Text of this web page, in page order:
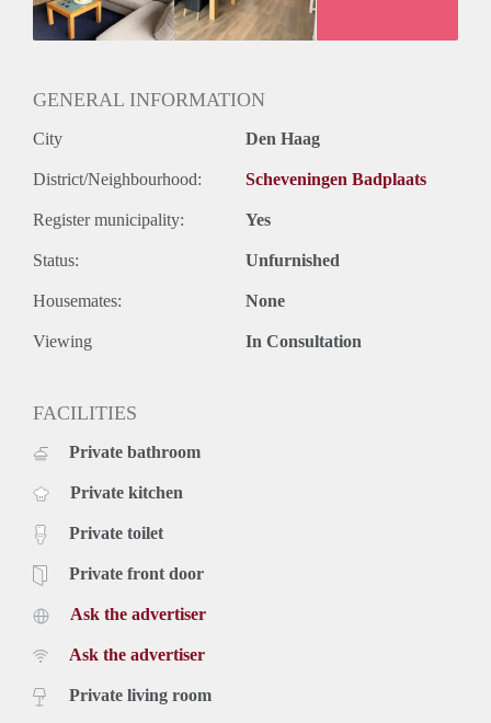
GENERAL INFORMATION
City Den Haag
District/Neighbourhood: Scheveningen Badplaats
Register municipality: Yes
Status: Unfurnished
Housemates: None
Viewing In Consultation
FACILITIES
Private bathroom
Private kitchen
Private toilet
Private front door
Ask the advertiser
Ask the advertiser
Private living room